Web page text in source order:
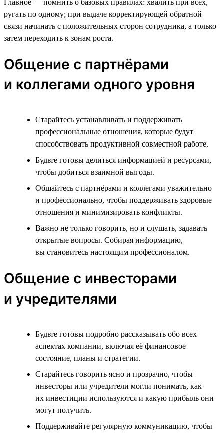
ругать по одному; при выдаче корректирующей обратной
связи начинать с положительных сторон сотрудника, а только
затем переходить к зонам роста.
Общение с партнёрами
и коллегами одного уровня
Старайтесь устанавливать и поддерживать
профессиональные отношения, которые будут
способствовать продуктивной совместной работе.
Будьте готовы делиться информацией и ресурсами,
чтобы добиться взаимной выгоды.
Общайтесь с партнёрами и коллегами уважительно
и профессионально, чтобы поддерживать здоровые
отношения и минимизировать конфликты.
Важно не только говорить, но и слушать, задавать
открытые вопросы. Собирая информацию,
вы становитесь настоящим профессионалом.
Общение с инвесторами
и учредителями
Будьте готовы подробно рассказывать обо всех
аспектах компании, включая её финансовое
состояние, планы и стратегии.
Старайтесь говорить ясно и прозрачно, чтобы
инвесторы или учредители могли понимать, как
их инвестиции используются и какую прибыль они
могут получить.
Поддерживайте регулярную коммуникацию, чтобы